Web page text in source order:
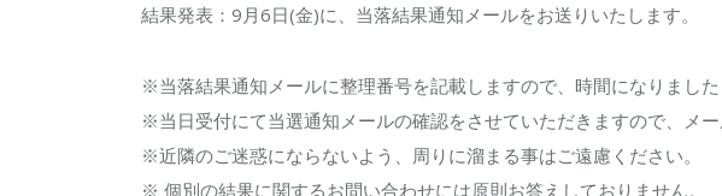
結果発表：9月6日(金)に、当落結果通知メールをお送りいたします。
※当落結果通知メールに整理番号を記載しますので、時間になりました
※当日受付にて当選通知メールの確認をさせていただきますので、メー
※近隣のご迷惑にならないよう、周りに溜まる事はご遠慮ください。
※ 個別の結果に関するお問い合わせには原則お答えしておりません。